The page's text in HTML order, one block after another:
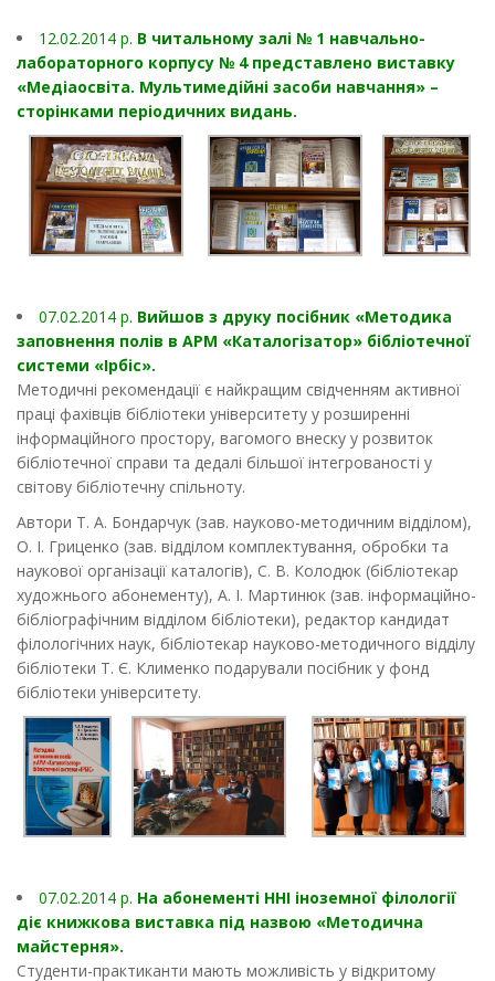
12.02.2014 p. В читальному залі № 1 навчально-
лабораторного корпусу № 4 представлено виставку
«Медіаосвіта. Мультимедійні засоби навчання» –
сторінками періодичних видань.
07.02.2014 p. Вийшов з друку посібник «Методика
заповнення полів в АРМ «Каталогізатор» бібліотечної
системи «Ірбіс».
Методичні рекомендації є найкращим свідченням активної
праці фахівців бібліотеки університету у розширенні
інформаційного простору, вагомого внеску у розвиток
бібліотечної справи та дедалі більшої інтегрованості у
світову бібліотечну спільноту.
Автори Т. А. Бондарчук (зав. науково-методичним відділом),
О. І. Гриценко (зав. відділом комплектування, обробки та
наукової організації каталогів), С. В. Колодюк (бібліотекар
художнього абонементу), А. І. Мартинюк (зав. інформаційно-
бібліографічним відділом бібліотеки), редактор кандидат
філологічних наук, бібліотекар науково-методичного відділу
бібліотеки Т. Є. Клименко подарували посібник у фонд
бібліотеки університету.
07.02.2014 p. На абонементі ННІ іноземної філології
діє книжкова виставка під назвою «Методична
майстерня».
Студенти-практиканти мають можливість у відкритому